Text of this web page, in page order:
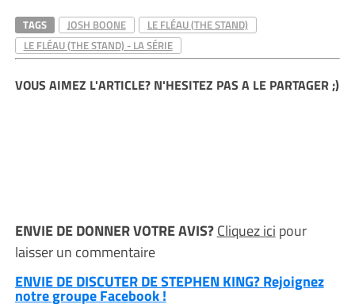
TAGS JOSH BOONE
LE FLÉAU (THE STAND)
LE FLÉAU (THE STAND) - LA SÉRIE
VOUS AIMEZ L'ARTICLE? N'HESITEZ PAS A LE PARTAGER ;)
ENVIE DE DONNER VOTRE AVIS?Cliquez ici pour
laisser un commentaire
ENVIE DE DISCUTER DE STEPHEN KING? Rejoignez
notre groupe Facebook !